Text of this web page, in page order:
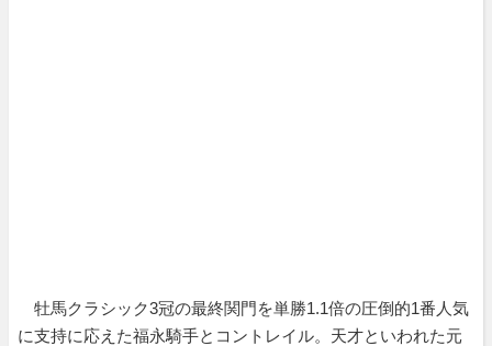
牡馬クラシック3冠の最終関門を単勝1.1倍の圧倒的1番人気
に支持に応えた福永騎手とコントレイル。天才といわれた元